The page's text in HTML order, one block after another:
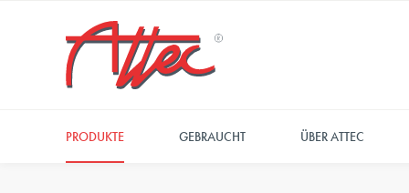
PRODUKTE GEBRAUCHT ÜBER ATTEC